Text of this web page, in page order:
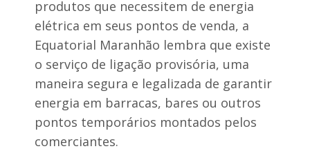
produtos que necessitem de energia
elétrica em seus pontos de venda, a
Equatorial Maranhão lembra que existe
o serviço de ligação provisória, uma
maneira segura e legalizada de garantir
energia em barracas, bares ou outros
pontos temporários montados pelos
comerciantes.